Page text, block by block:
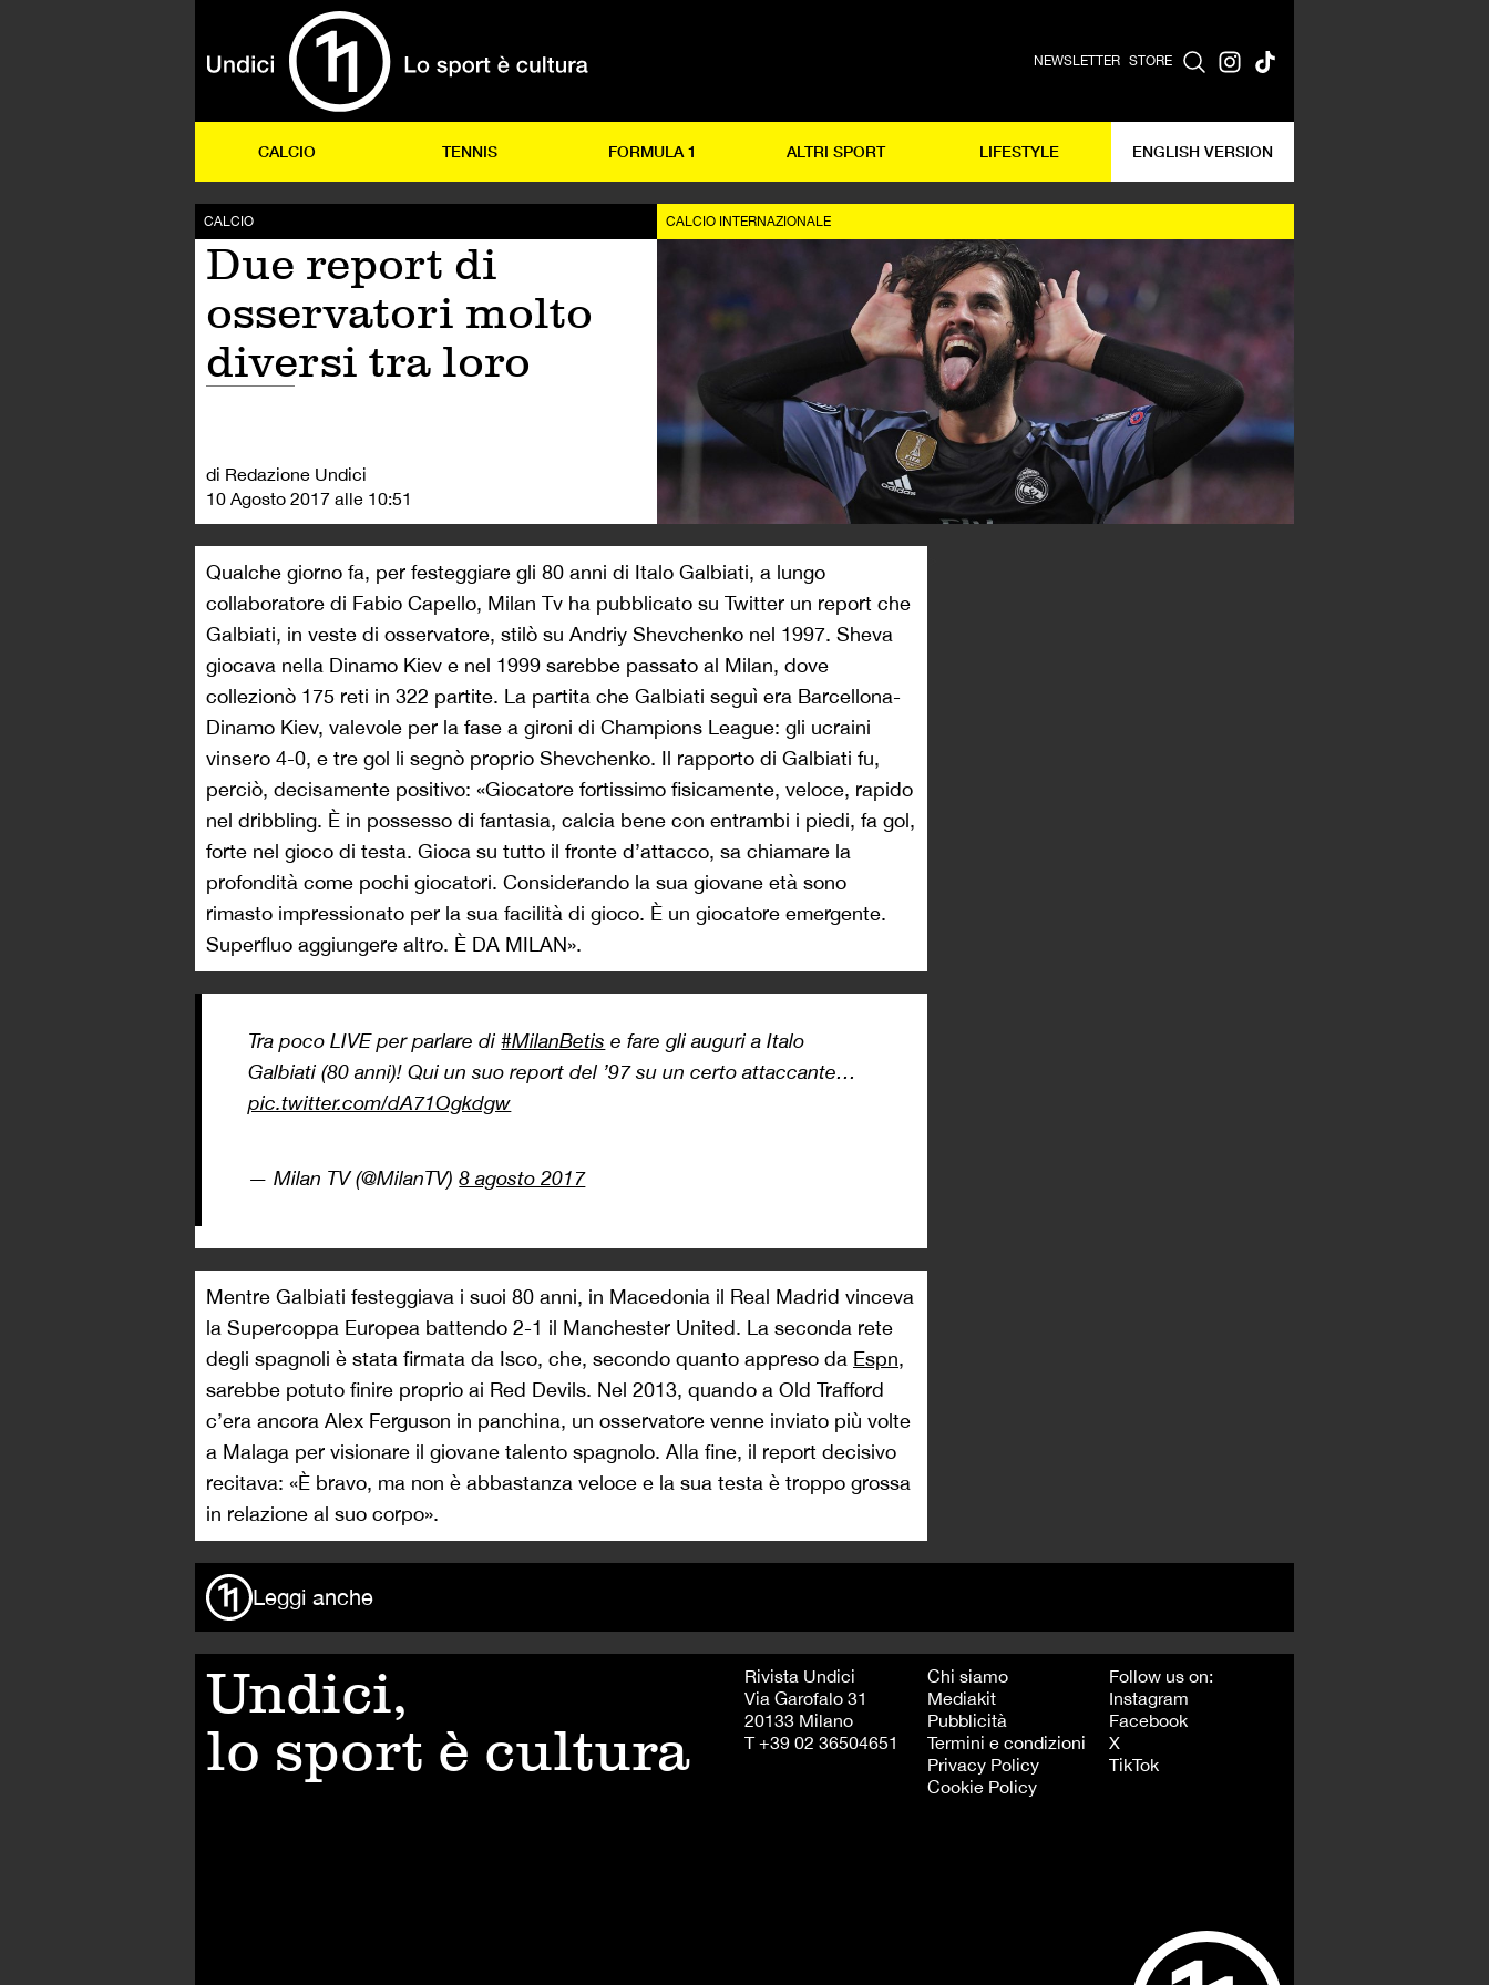
NEWSLETTER STORE
CALCIO TENNIS FORMULA 1 ALTRI SPORT LIFESTYLE ENGLISH VERSION
CALCIO
Due report di
osservatori molto
diversi tra loro
di Redazione Undici
10 Agosto 2017 alle 10:51
CALCIO INTERNAZIONALE
Qualche giorno fa, per festeggiare gli 80 anni di Italo Galbiati, a lungo
collaboratore di Fabio Capello, Milan Tv ha pubblicato su Twitter un report che
Galbiati, in veste di osservatore, stilò su Andriy Shevchenko nel 1997. Sheva
giocava nella Dinamo Kiev e nel 1999 sarebbe passato al Milan, dove
collezionò 175 reti in 322 partite. La partita che Galbiati seguì era Barcellona-
Dinamo Kiev, valevole per la fase a gironi di Champions League: gli ucraini
vinsero 4-0, e tre gol li segnò proprio Shevchenko. Il rapporto di Galbiati fu,
perciò, decisamente positivo: «Giocatore fortissimo fisicamente, veloce, rapido
nel dribbling. È in possesso di fantasia, calcia bene con entrambi i piedi, fa gol,
forte nel gioco di testa. Gioca su tutto il fronte d’attacco, sa chiamare la
profondità come pochi giocatori. Considerando la sua giovane età sono
rimasto impressionato per la sua facilità di gioco. È un giocatore emergente.
Superfluo aggiungere altro. È DA MILAN».
Tra poco LIVE per parlare di#MilanBetis e fare gli auguri a Italo
Galbiati (80 anni)! Qui un suo report del ’97 su un certo attaccante…
pic.twitter.com/dA71Ogkdgw
— Milan TV (@MilanTV)8 agosto 2017
Mentre Galbiati festeggiava i suoi 80 anni, in Macedonia il Real Madrid vinceva
la Supercoppa Europea battendo 2-1 il Manchester United. La seconda rete
degli spagnoli è stata firmata da Isco, che, secondo quanto appreso da Espn,
sarebbe potuto finire proprio ai Red Devils. Nel 2013, quando a Old Trafford
c’era ancora Alex Ferguson in panchina, un osservatore venne inviato più volte
a Malaga per visionare il giovane talento spagnolo. Alla fine, il report decisivo
recitava: «È bravo, ma non è abbastanza veloce e la sua testa è troppo grossa
in relazione al suo corpo».
Leggi anche
Undici,
lo sport è cultura
Rivista Undici
Via Garofalo 31
20133 Milano
T +39 02 36504651
Chi siamo
Mediakit
Pubblicità
Termini e condizioni
Privacy Policy
Cookie Policy
Follow us on:
Instagram
Facebook
X
TikTok